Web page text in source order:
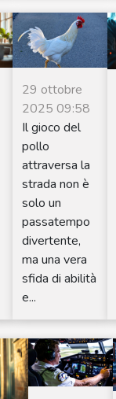
29 ottobre
2025 09:58
Il gioco del
pollo
attraversa la
strada non è
solo un
passatempo
divertente,
ma una vera
sfida di abilità
e...